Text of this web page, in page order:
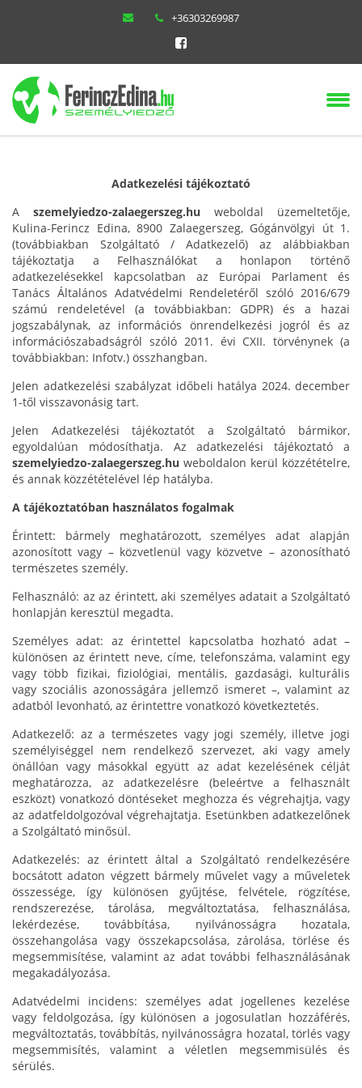
+36303269987
Adatkezelési tájékoztató
A szemelyiedzo-zalaegerszeg.hu weboldal üzemeltetője,
Kulina-Ferincz Edina, 8900 Zalaegerszeg, Gógánvölgyi út 1.
(továbbiakban Szolgáltató / Adatkezelő) az alábbiakban
tájékoztatja a Felhasználókat a honlapon történő
adatkezelésekkel kapcsolatban az Európai Parlament és
Tanács Általános Adatvédelmi Rendeletéről szóló 2016/679
számú rendeletével (a továbbiakban: GDPR) és a hazai
jogszabálynak, az információs önrendelkezési jogról és az
információszabadságról szóló 2011. évi CXII. törvénynek (a
továbbiakban: Infotv.) összhangban.
Jelen adatkezelési szabályzat időbeli hatálya 2024. december
1-től visszavonásig tart.
Jelen Adatkezelési tájékoztatót a Szolgáltató bármikor,
egyoldalúan módosíthatja. Az adatkezelési tájékoztató a
szemelyiedzo-zalaegerszeg.hu weboldalon kerül közzétételre,
és annak közzétételével lép hatályba.
A tájékoztatóban használatos fogalmak
Érintett: bármely meghatározott, személyes adat alapján
azonosított vagy – közvetlenül vagy közvetve – azonosítható
természetes személy.
Felhasználó: az az érintett, aki személyes adatait a Szolgáltató
honlapján keresztül megadta.
Személyes adat: az érintettel kapcsolatba hozható adat –
különösen az érintett neve, címe, telefonszáma, valamint egy
vagy több fizikai, fiziológiai, mentális, gazdasági, kulturális
vagy szociális azonosságára jellemző ismeret –, valamint az
adatból levonható, az érintettre vonatkozó következtetés.
Adatkezelő: az a természetes vagy jogi személy, illetve jogi
személyiséggel nem rendelkező szervezet, aki vagy amely
önállóan vagy másokkal együtt az adat kezelésének célját
meghatározza, az adatkezelésre (beleértve a felhasznált
eszközt) vonatkozó döntéseket meghozza és végrehajtja, vagy
az adatfeldolgozóval végrehajtatja. Esetünkben adatkezelőnek
a Szolgáltató minősül.
Adatkezelés: az érintett által a Szolgáltató rendelkezésére
bocsátott adaton végzett bármely művelet vagy a műveletek
összessége, így különösen gyűjtése, felvétele, rögzítése,
rendszerezése, tárolása, megváltoztatása, felhasználása,
lekérdezése, továbbítása, nyilvánosságra hozatala,
összehangolása vagy összekapcsolása, zárolása, törlése és
megsemmisítése, valamint az adat további felhasználásának
megakadályozása.
Adatvédelmi incidens: személyes adat jogellenes kezelése
vagy feldolgozása, így különösen a jogosulatlan hozzáférés,
megváltoztatás, továbbítás, nyilvánosságra hozatal, törlés vagy
megsemmisítés, valamint a véletlen megsemmisülés és
sérülés.